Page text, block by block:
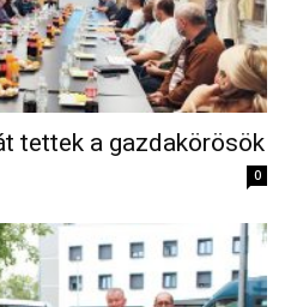
tettek a gazdakörösök
0